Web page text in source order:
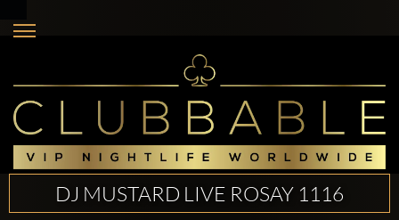
DJ MUSTARD LIVE ROSAY 1116